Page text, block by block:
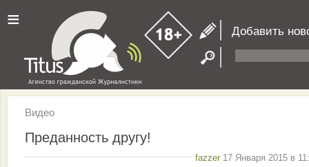
≡ Добавить
Видео
Преданность другу!
fazzer 17 Января 2015 в